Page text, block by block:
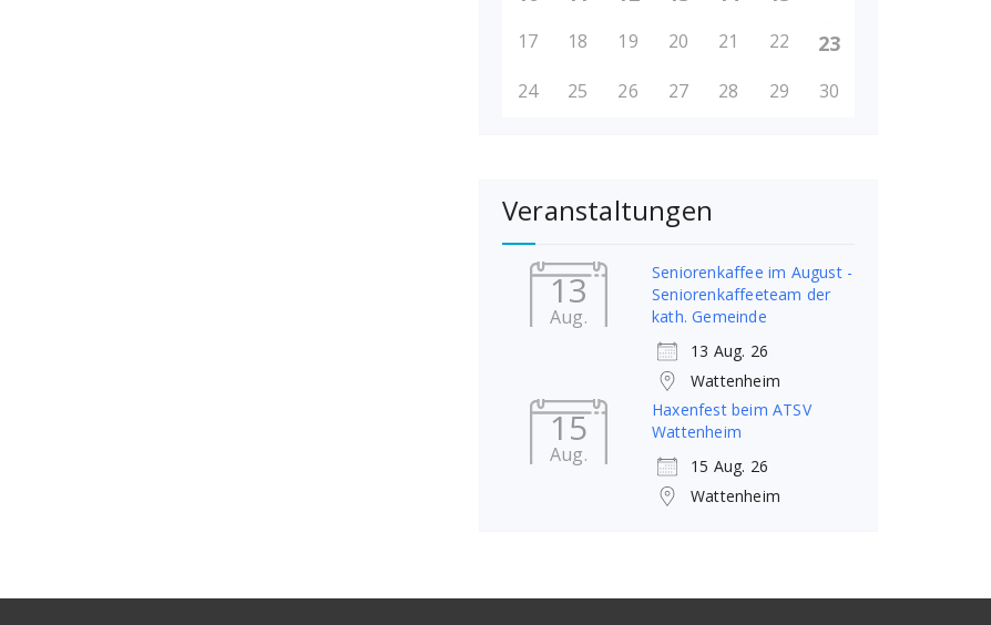
17 18 19 20 21 22 23
24 25 26 27 28 29 30
Veranstaltungen
13
Aug.
Seniorenkaffee im August -
Seniorenkaffeeteam der
kath. Gemeinde
13 Aug. 26
Wattenheim
15
Aug.
Haxenfest beim ATSV
Wattenheim
15 Aug. 26
Wattenheim